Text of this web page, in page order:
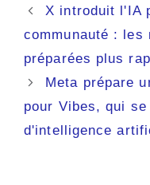
Navigation
des
X introduit l'IA
communauté : les
préparées plus
Meta prépare
pour Vibes, qui
d'intelligence